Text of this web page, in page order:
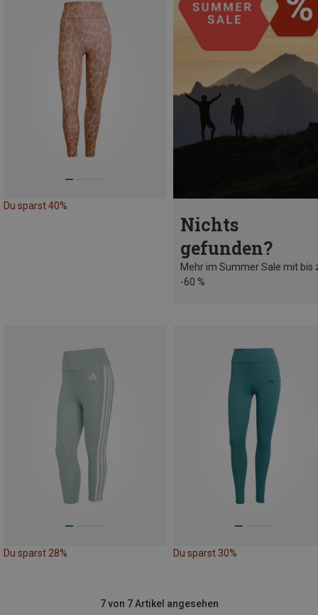
Du sparst 40%
Nichts
gefunden?
Mehr im Summer Sale mit bis
-60 %
Du sparst 28% Du sparst 30%
7 von 7 Artikel angesehen